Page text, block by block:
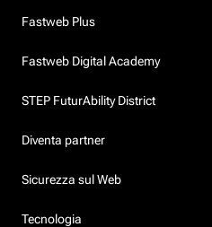
Fastweb Plus
Fastweb Digital Academy
STEP FuturAbility District
Diventa partner
Sicurezza sul Web
Tecnologia